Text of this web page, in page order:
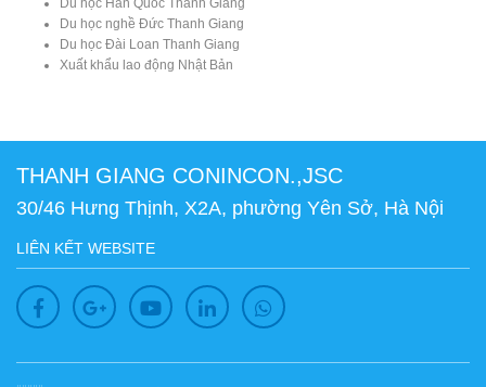
Du học Hàn Quốc Thanh Giang
Du học nghề Đức Thanh Giang
Du học Đài Loan Thanh Giang
Xuất khẩu lao động Nhật Bản
THANH GIANG CONINCON.,JSC
30/46 Hưng Thịnh, X2A, phường Yên Sở, Hà Nội
LIÊN KẾT WEBSITE